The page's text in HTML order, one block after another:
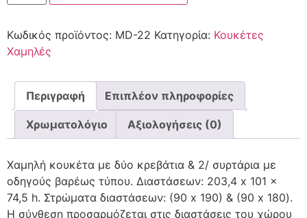
Κωδικός προϊόντος: MD-22 Κατηγορία: Κουκέτες
Χαμηλές
Περιγραφή Επιπλέον πληροφορίες
Χρωματολόγιο Αξιολογήσεις (0)
Χαμηλή κουκέτα με δύο κρεβάτια & 2/ συρτάρια με
οδηγούς βαρέως τύπου. Διαστάσεων: 203,4 x 101 x
74,5 h. Στρώματα διαστάσεων: (90 x 190) & (90 x 180).
Η σύνθεση προσαρμόζεται στις διαστάσεις του χώρου